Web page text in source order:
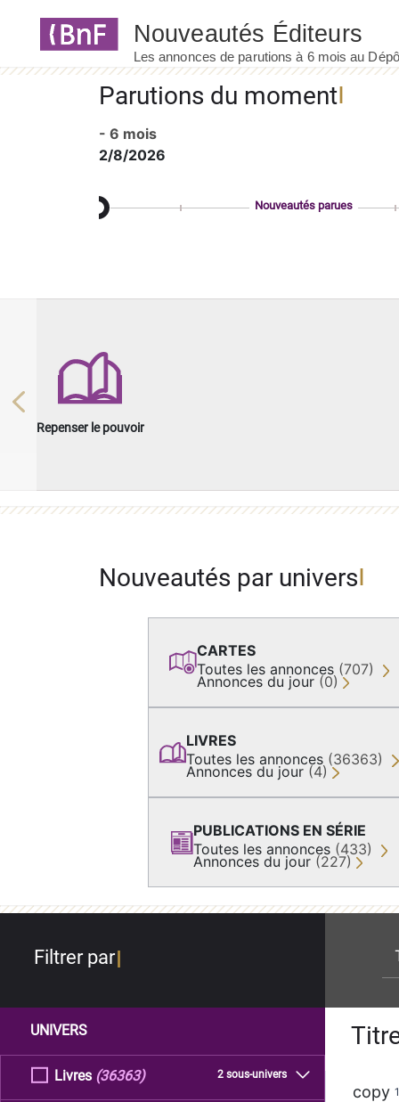
Parutions du moment
- 6 mois
2/8/2026
Nouveautés parues
Repenser le pouvoir
Previous
Nouveautés par univers
CARTES
Toutes les annonces (707)
Annonces du jour (0)
LIVRES
Toutes les annonces (36363)
Annonces du jour (4)
PUBLICATIONS EN SÉRIE
Toutes les annonces (433)
Annonces du jour (227)
Filtrer par
UNIVERS
Livres 2 sous-univers
(36363)
copy